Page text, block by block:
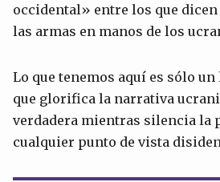
occidental» entre los que
las armas en manos de los
Lo que tenemos aquí es sólo
que glorifica la narrativa
verdadera mientras silencia la
cualquier punto de vista